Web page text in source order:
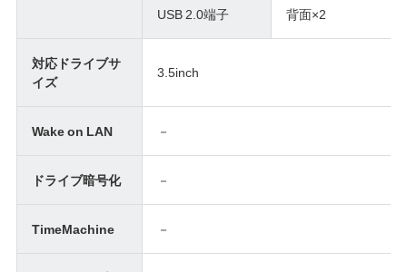
USB 2.0端子 背面×2
対応ドライブサ
イズ
3.5inch
Wake on LAN －
ドライブ暗号化 －
TimeMachine －